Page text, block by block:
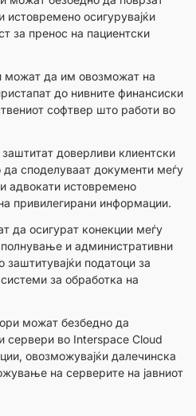
истовремено осигурувајќи
за пренос на пациентски
да им овозможат на
до нивните финансиски
софтвер што работи во
доверливи клиентски
споделуваат документи меѓу
адвокати истовремено
привилегирани информации.
да осигурат конекции меѓу
и административни
податоци за
за обработка на
можат безбедно да
сервери во Interspace Cloud
овозможувајќи далечинска
на серверите на јавниот